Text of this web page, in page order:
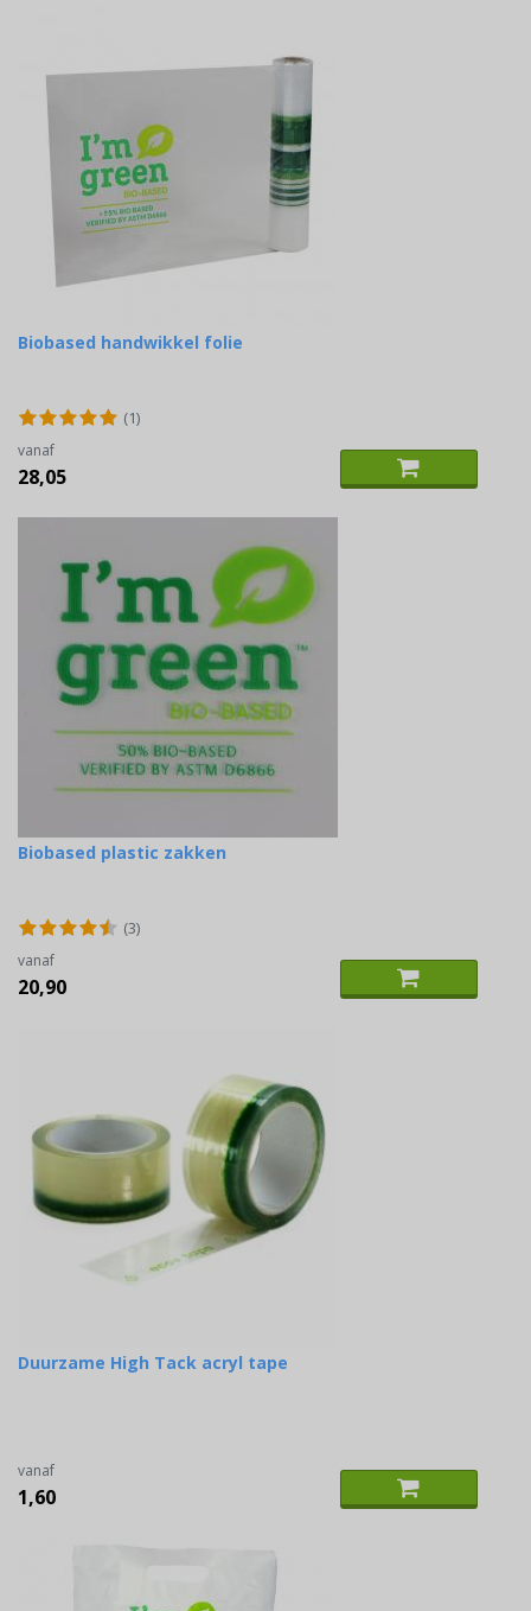
Biobased handwikkel folie
(1)
vanaf
28,05
Biobased plastic zakken
(3)
vanaf
20,90
Duurzame High Tack acryl tape
vanaf
1,60